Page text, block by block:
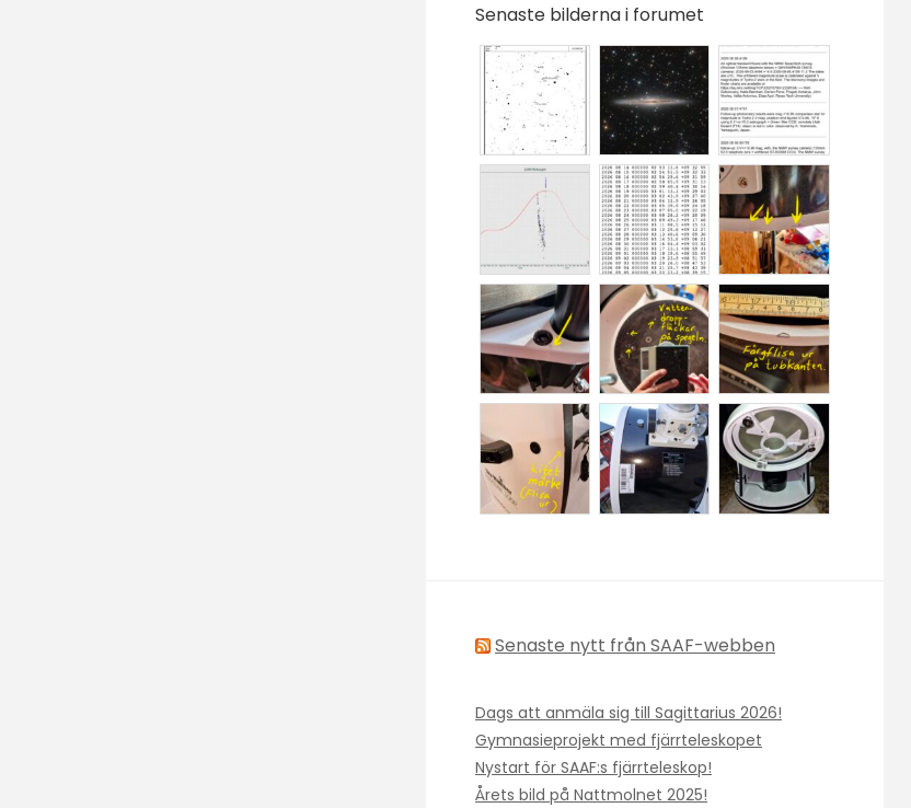
Senaste bilderna i forumet
Senaste nytt från SAAF-webben
Dags att anmäla sig till Sagittarius 2026!
Gymnasieprojekt med fjärrteleskopet
Nystart för SAAF:s fjärrteleskop!
Årets bild på Nattmolnet 2025!